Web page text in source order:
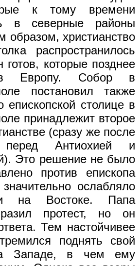
к тому времени
в северные районы
образом, христианство
распространилось
готов, которые позднее
в Европу. Собор в
постановил также
епископской столице в
принадлежит второе
(сразу же после
Антиохией и
Это решение не было
против епископа
ослабляло
на Востоке. Папа
протест, но он
Тем настойчивее
поднять свой
Западе, в чем ему